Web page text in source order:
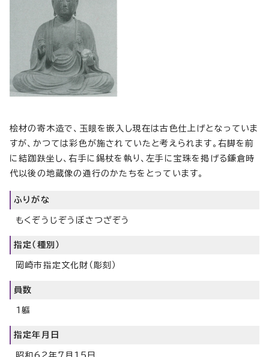
桧材の寄木造で、玉眼を嵌入し現在は古色仕上げとなっていま
すが、かつては彩色が施されていたと考えられます。右脚を前
に結跏趺坐し、右手に錫杖を執り、左手に宝珠を掲げる鎌倉時
代以後の地蔵像の通行のかたちをとっています。
ふりがな
もくぞうじぞうぼさつざぞう
指定（種別）
岡崎市指定文化財（彫刻）
員数
1軀
指定年月日